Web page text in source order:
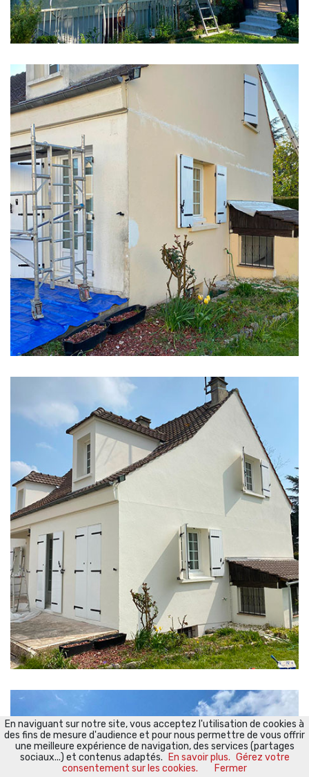
En naviguant sur notre site, vous acceptez l'utilisation de cookies à
des fins de mesure d'audience et pour nous permettre de vous offrir
une meilleure expérience de navigation, des services (partages
sociaux...) et contenus adaptés.
En savoir plus. Gérez votre
consentement sur les cookies.
Fermer